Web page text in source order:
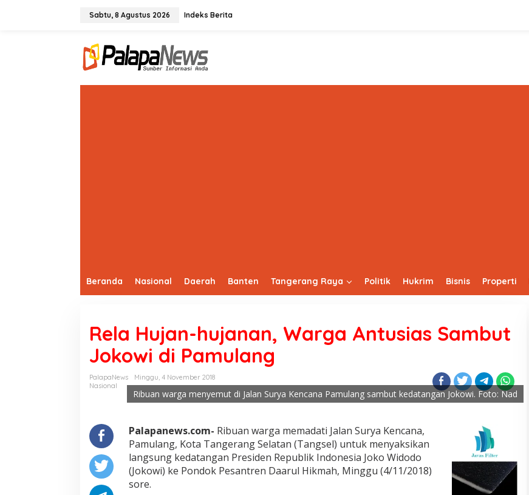
Sabtu, 8 Agustus 2026 Indeks Berita
Beranda Nasional Daerah Banten Tangerang Raya Politik Hukrim Bisnis Properti
Rela Hujan-hujanan, Warga Antusias Sambut
Jokowi di Pamulang
PalapaNews
Minggu, 4 November 2018
Nasional
Ribuan warga menyemut di Jalan Surya Kencana Pamulang sambut kedatangan Jokowi. Foto: Nad
Palapanews.com- Ribuan warga memadati Jalan Surya Kencana,
Pamulang, Kota Tangerang Selatan (Tangsel) untuk menyaksikan
langsung kedatangan Presiden Republik Indonesia Joko Widodo
(Jokowi) ke Pondok Pesantren Daarul Hikmah, Minggu (4/11/2018)
sore.